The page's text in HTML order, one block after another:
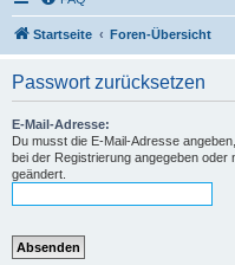
Startseite Foren-Übersicht
Passwort zurücksetzen
E-Mail-Adresse:
Du musst die E-Mail-Adresse
bei der Registrierung angegeben oder
geändert.